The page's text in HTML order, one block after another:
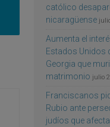
católico
nicaragüense
Aumenta el
Estados Unidos
Georgia que
matrimonio julio
Franciscanos
Rubio ante
judíos que